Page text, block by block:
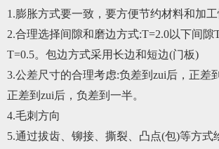
1.膨胀方式要一致，要方便节约材料和加工
2.合理选择间隙和磨边方式:T=2.0以下间隙
T=0.5。包边方式采用长边和短边(门板)
3.公差尺寸的合理考虑:负差到zui后，正差
正差到zui后，负差到一半。
4.毛刺方向
5.通过拔齿、铆接、撕裂、凸点(包)等方式